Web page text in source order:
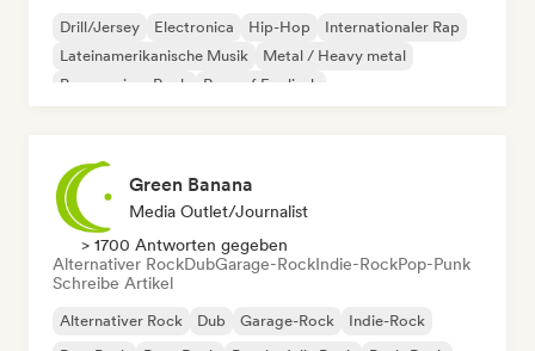
Drill/Jersey Electronica Hip-Hop
Internationaler Rap
Lateinamerikanische Musik
Metal / Heavy metal
Progressiver Rock
Rap auf Englisch
Green Banana
Media Outlet/Journalist
> 1700 Antworten gegeben
Alternativer RockDubGarage-RockIndie-RockPop-Punk
Schreibe Artikel
Alternativer Rock Dub Garage-Rock
Indie-Rock